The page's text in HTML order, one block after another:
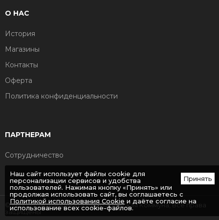
О НАС
История
Магазины
Контакты
Оферта
Политика конфиденциальности
ПАРТНЕРАМ
Сотрудничество
© 1922 - 2026 Фабрика обуви Парижская Коммуна, Все права
защищены
Принять
Наш сайт использует файлы cookie для
персонализации сервисов и удобства
пользователей. Нажимая кнопку «Принять» или
продолжая использовать сайт, вы соглашаетесь с
Политикой использования Cookie и даёте согласие на
использование всех cookie-файлов.